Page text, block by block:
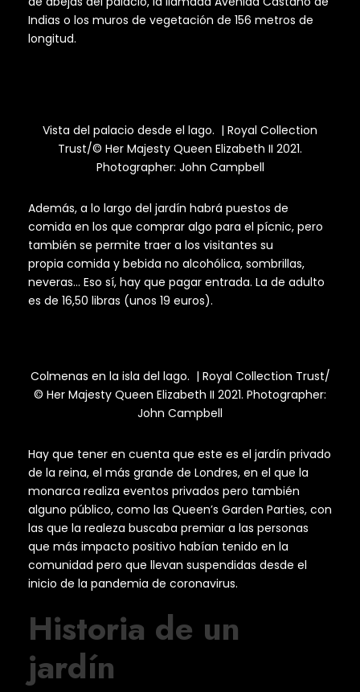
Indias o los muros de vegetación de 156 metros de
longitud.
Vista del palacio desde el lago. | Royal Collection
Trust/© Her Majesty Queen Elizabeth II 2021.
Photographer: John Campbell
Además, a lo largo del jardín habrá puestos de
comida en los que comprar algo para el pícnic, pero
también se permite traer a los visitantes su
propia comida y bebida no alcohólica, sombrillas,
neveras… Eso sí, hay que pagar entrada. La de adulto
es de 16,50 libras (unos 19 euros).
Colmenas en la isla del lago. | Royal Collection Trust/
© Her Majesty Queen Elizabeth II 2021. Photographer:
John Campbell
Hay que tener en cuenta que este es el jardín privado
de la reina, el más grande de Londres, en el que la
monarca realiza eventos privados pero también
alguno público, como las Queen’s Garden Parties, con
las que la realeza buscaba premiar a las personas
que más impacto positivo habían tenido en la
comunidad pero que llevan suspendidas desde el
inicio de la pandemia de coronavirus.
Historia de un
jardín